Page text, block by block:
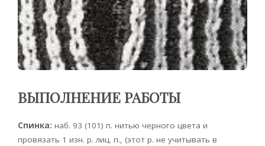
ВЫПОЛНЕНИЕ РАБОТЫ
Спинка: наб. 93 (101) п. нитью черного цвета и
провязать 1 изн. р. лиц. п., (этот р. не учитывать в